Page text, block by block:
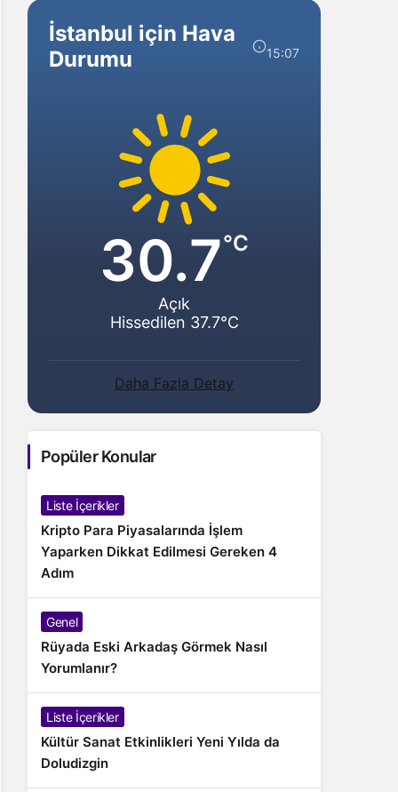
İstanbul için Hava
Durumu
15:07
30.7°C
Açık
Hissedilen 37.7°C
Daha Fazla Detay
Popüler Konular
Liste İçerikler
Kripto Para Piyasalarında İşlem
Yaparken Dikkat Edilmesi Gereken 4
Adım
Genel
Rüyada Eski Arkadaş Görmek Nasıl
Yorumlanır?
Liste İçerikler
Kültür Sanat Etkinlikleri Yeni Yılda da
Doludizgin